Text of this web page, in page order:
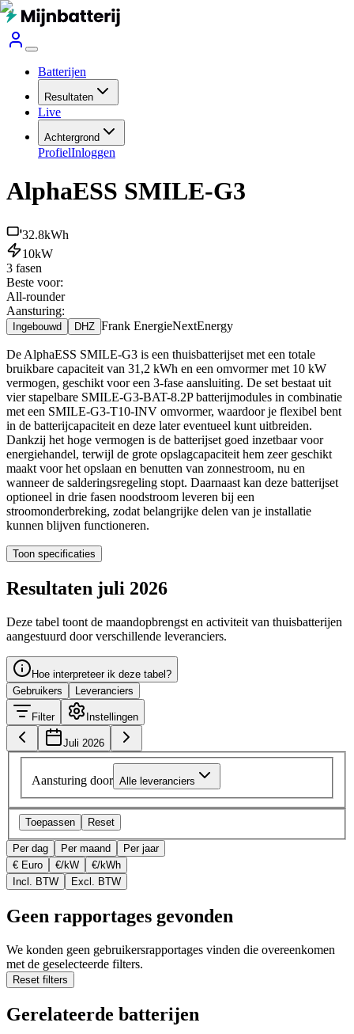
Batterijen
Resultaten
Live
Achtergrond
ProfielInloggen
AlphaESS SMILE-G3
32.8kWh
10kW
3 fasen
Beste voor:
All-rounder
Aansturing:
Ingebouwd DHZ Frank EnergieNextEnergy
De AlphaESS SMILE-G3 is een thuisbatterijset met een totale
bruikbare capaciteit van 31,2 kWh en een omvormer met 10 kW
vermogen, geschikt voor een 3-fase aansluiting. De set bestaat uit
vier stapelbare SMILE-G3-BAT-8.2P batterijmodules in combinatie
met een SMILE-G3-T10-INV omvormer, waardoor je flexibel bent
in de batterijcapaciteit en deze later eventueel kunt uitbreiden.
Dankzij het hoge vermogen is de batterijset goed inzetbaar voor
energiehandel, terwijl de grote opslagcapaciteit hem zeer geschikt
maakt voor het opslaan en benutten van zonnestroom, nu en
wanneer de salderingsregeling stopt. Daarnaast kan deze batterijset
optioneel in drie fasen noodstroom leveren bij een
stroomonderbreking, zodat belangrijke delen van je installatie
kunnen blijven functioneren.
Toon specificaties
Resultaten juli 2026
Deze tabel toont de maandopbrengst en activiteit van thuisbatterijen
aangestuurd door verschillende leveranciers.
Hoe interpreteer ik deze tabel?
Gebruikers
Leveranciers
Filter Instellingen
Juli 2026
Aansturing door Alle leveranciers
Toepassen Reset
Per dag Per maand
Per jaar
€ Euro
€/kW
€/kWh
Incl. BTW
Excl. BTW
Geen rapportages gevonden
We konden geen gebruikersrapportages vinden die overeenkomen
met de geselecteerde filters.
Reset filters
Gerelateerde batterijen